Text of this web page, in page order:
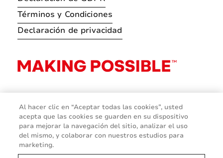
Términos y Condiciones
Declaración de privacidad
Al hacer clic en “Aceptar todas las cookies”, usted
acepta que las cookies se guarden en su dispositivo
para mejorar la navegación del sitio, analizar el uso
del mismo, y colaborar con nuestros estudios para
marketing.